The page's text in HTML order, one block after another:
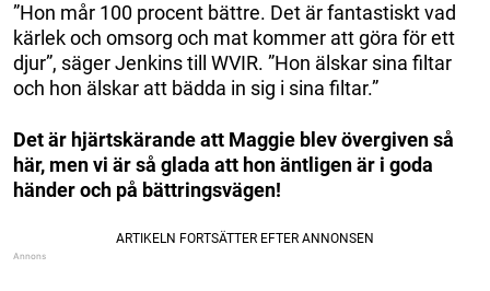
”Hon mår 100 procent bättre. Det är fantastiskt vad
kärlek och omsorg och mat kommer att göra för ett
djur”, säger Jenkins till WVIR. ”Hon älskar sina filtar
och hon älskar att bädda in sig i sina filtar.”
Det är hjärtskärande att Maggie blev övergiven så
här, men vi är så glada att hon äntligen är i goda
händer och på bättringsvägen!